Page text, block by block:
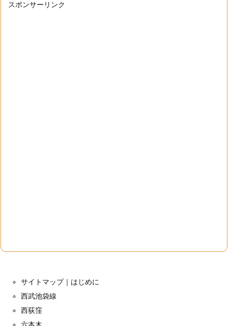
スポンサーリンク
サイトマップ｜はじめに
西武池袋線
西荻窪